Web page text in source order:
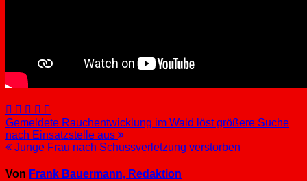
Beitragsnavigation
Gemeldete Rauchentwicklung im Wald löst größere Suche
nach Einsatzstelle aus
Junge Frau nach Schussverletzung verstorben
Von Frank Bauermann, Redaktion